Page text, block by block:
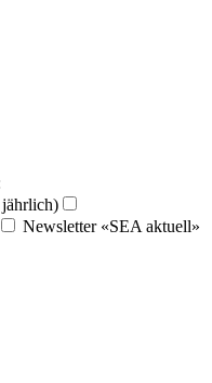
Newsletter «SEA aktuell»